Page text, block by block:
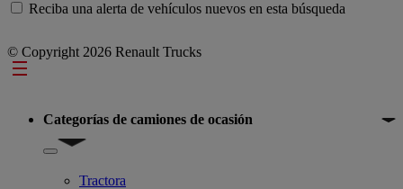
Reciba una alerta de vehículos nuevos en esta búsqueda
© Copyright 2026 Renault Trucks
Footer
Categorías de camiones de ocasión
Show submenu for Categorías de camiones de ocasión
Tractora